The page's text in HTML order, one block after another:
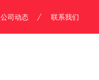
公司动态 联系我们